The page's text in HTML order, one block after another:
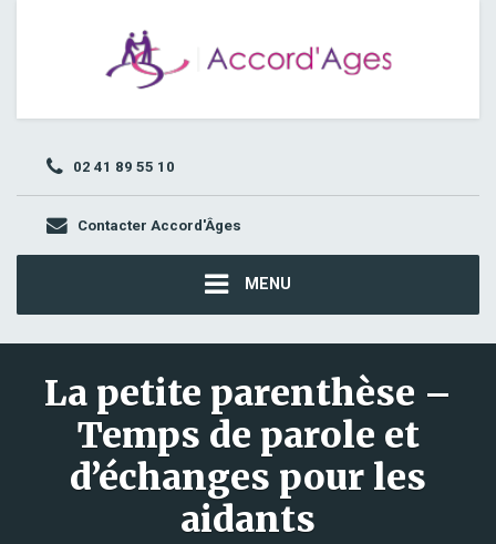
02 41 89 55 10
Contacter Accord'Âges
MENU
La petite parenthèse –
Temps de parole et
d’échanges pour les
aidants